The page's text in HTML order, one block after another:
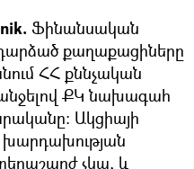
Ֆինանսական
քաղաքացիները
ՀՀ քննչական
ՔԿ նախագահ
Ակցիայի
խարդախության
չկա, և